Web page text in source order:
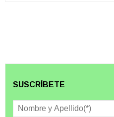
SUSCRÍBETE